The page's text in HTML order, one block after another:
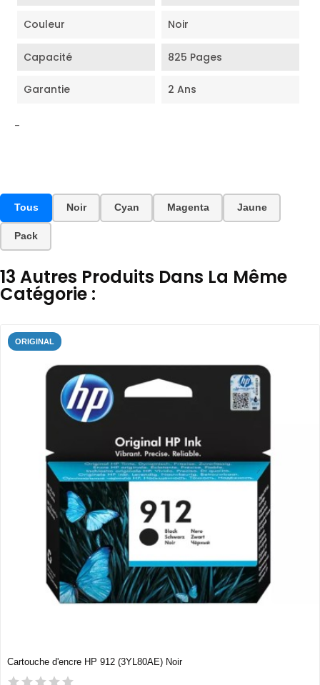
Couleur Noir
Capacité 825 Pages
Garantie 2 Ans
-
Tous Noir Cyan Magenta Jaune
Pack
13 Autres Produits Dans La Même
Catégorie :
ORIGINAL
Cartouche d'encre HP 912 (3YL80AE) Noir